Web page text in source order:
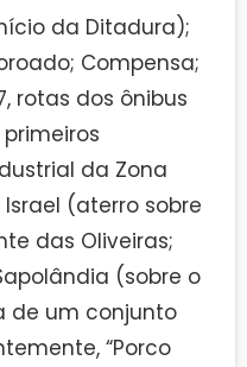
da Ditadura);
Compensa;
rotas dos ônibus
da Zona
(aterro sobre
das Oliveiras;
(sobre o
de um conjunto
“Porco